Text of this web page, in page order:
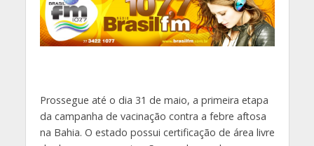
Prossegue até o dia 31 de maio, a primeira etapa
da campanha de vacinação contra a febre aftosa
na Bahia. O estado possui certificação de área livre